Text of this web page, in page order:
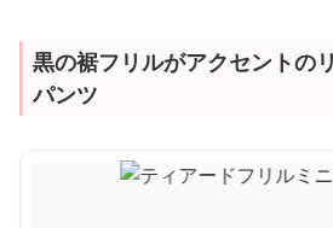
黒の裾フリルがアクセントの
パンツ